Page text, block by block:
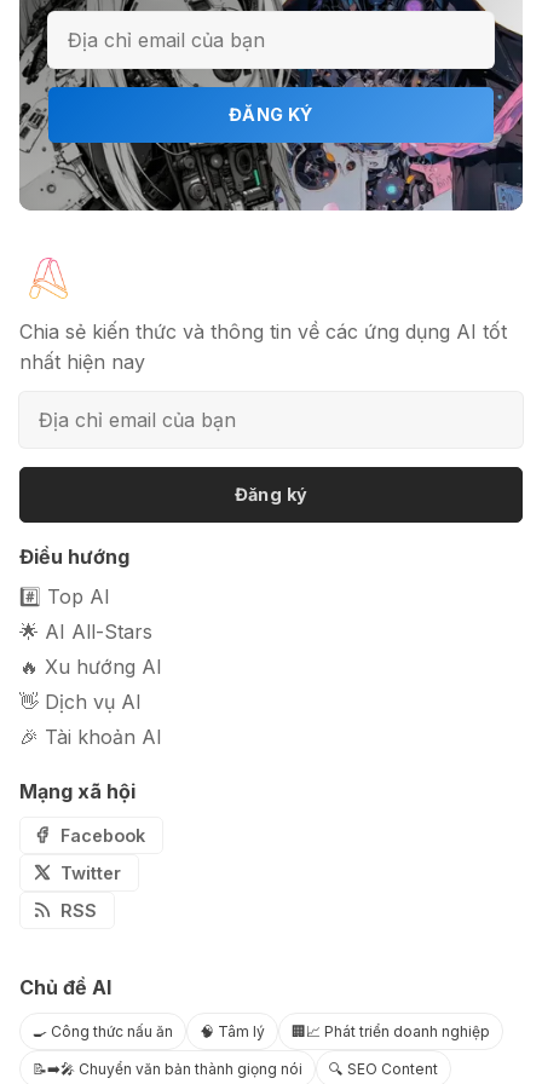
ℹ️ Napkin AI - Biến văn bản thành
infographic
🎗️ Logomaster.ai: Thiết kế logo
chuyên nghiệp trong 5 phút
bài báo
📦 Mokker - Ứng dụng chỉnh sửa
ảnh sản phẩm chuyên nghiệp
ĐĂNG KÝ
Chia sẻ kiến thức và thông tin về các ứng dụng AI tốt
nhất hiện nay
Đăng ký
Điều hướng
#️⃣ Top AI
🌟 AI All-Stars
🔥 Xu hướng AI
👋 Dịch vụ AI
🎉 Tài khoản AI
Mạng xã hội
Facebook
Twitter
RSS
Chủ đề AI
🍳 Công thức nấu ăn 🧠 Tâm lý 🏢📈 Phát triển doanh nghiệp
📝➡️🎤 Chuyển văn bản thành giọng nói 🔍 SEO Content